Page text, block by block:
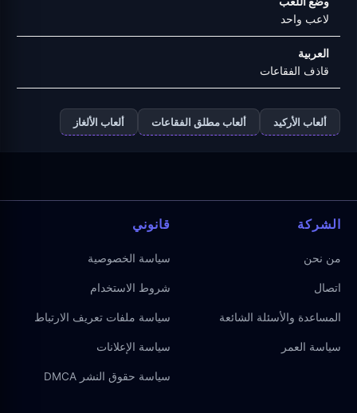
لاعب واحد
العربية
قاذف الفقاعات
ألعاب الأركيد ألعاب مطلق الفقاعات ألعاب الألغاز
الشركة
من نحن
اتصال
المساعدة والأسئلة الشائعة
سياسة العمر
قانوني
سياسة الخصوصية
شروط الاستخدام
سياسة ملفات تعريف الارتباط
سياسة الإعلانات
سياسة حقوق النشر DMCA